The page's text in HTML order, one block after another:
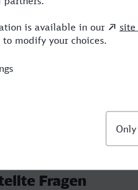
15:59 6
Fragen